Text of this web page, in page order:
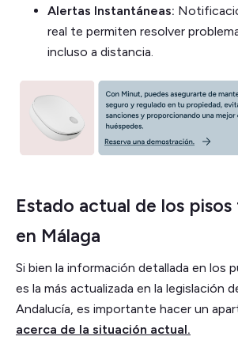
Alertas Instantáneas:
real te permiten resolver
incluso a distancia.
Estado actual de los
en Málaga
Si bien la información detallada en los
es la más actualizada en la legislación
Andalucía, es importante hacer un
acerca de la situación actual.